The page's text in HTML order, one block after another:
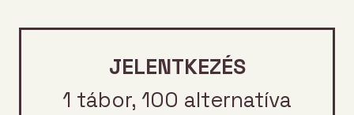
JELENTKEZÉS
1 tábor, 100 alternatíva